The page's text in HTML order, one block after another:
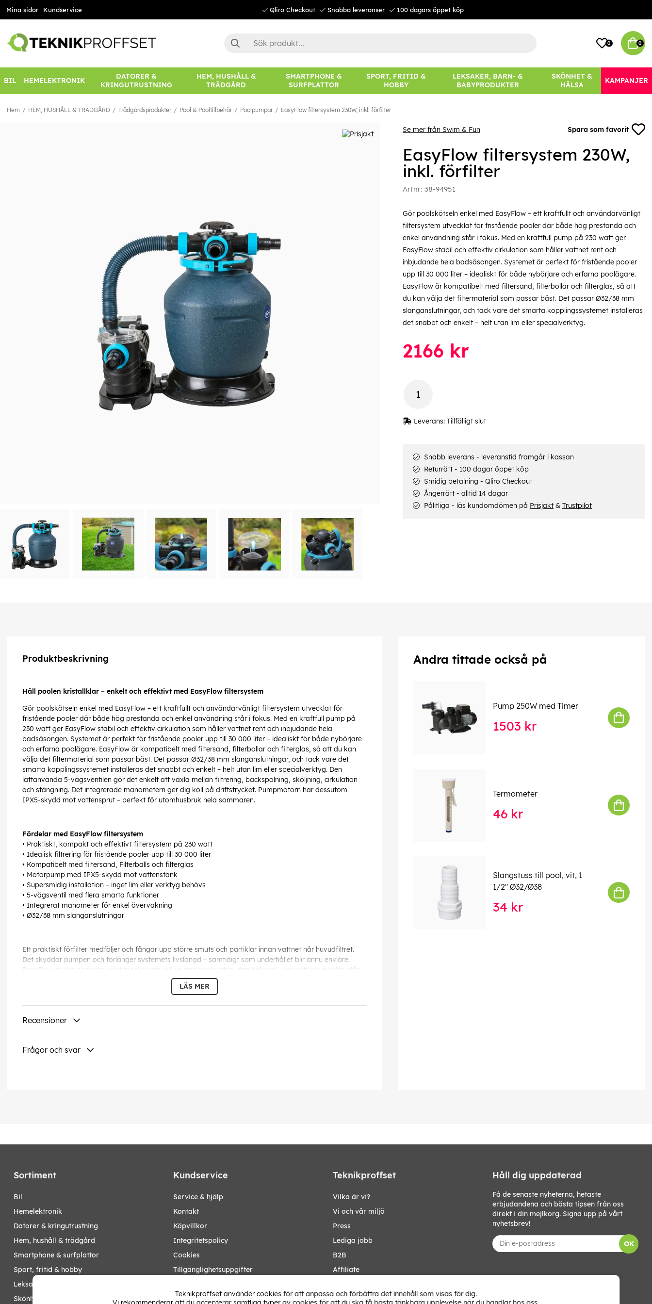
Mina sidor Kundservice Qliro Checkout Snabba leveranser 100 dagars öppet köp
0 0
BIL HEMELEKTRONIK
DATORER &
KRINGUTRUSTNING
HEM, HUSHÅLL &
TRÄDGÅRD
SMARTPHONE &
SURFPLATTOR
SPORT, FRITID &
HOBBY
LEKSAKER, BARN- &
BABYPRODUKTER
SKÖNHET &
HÄLSA
KAMPANJER
Hem HEM, HUSHÅLL & TRÄDGÅRD Trädgårdsprodukter Pool & Pooltillbehör Poolpumpar EasyFlow filtersystem 230W, inkl. förfilter
Se mer från Swim & Fun Spara som favorit
EasyFlow filtersystem 230W,
inkl. förfilter
Artnr: 38-94951
Gör poolskötseln enkel med EasyFlow – ett kraftfullt och användarvänligt
filtersystem utvecklat för fristående pooler där både hög prestanda och
enkel användning står i fokus. Med en kraftfull pump på 230 watt ger
EasyFlow stabil och effektiv cirkulation som håller vattnet rent och
inbjudande hela badsäsongen. Systemet är perfekt för fristående pooler
upp till 30 000 liter – idealiskt för både nybörjare och erfarna poolägare.
EasyFlow är kompatibelt med filtersand, filterbollar och filterglas, så att
du kan välja det filtermaterial som passar bäst. Det passar Ø32/38 mm
slanganslutningar, och tack vare det smarta kopplingssystemet installeras
det snabbt och enkelt – helt utan lim eller specialverktyg.
2166 kr
Leverans: Tillfälligt slut
Snabb leverans - leveranstid framgår i kassan
Returrätt - 100 dagar öppet köp
Smidig betalning - Qliro Checkout
Ångerrätt - alltid 14 dagar
Pålitliga - läs kundomdömen på Prisjakt& Trustpilot
Produktbeskrivning
Håll poolen kristallklar – enkelt och effektivt med EasyFlow filtersystem
Gör poolskötseln enkel med EasyFlow – ett kraftfullt och användarvänligt filtersystem utvecklat för
fristående pooler där både hög prestanda och enkel användning står i fokus. Med en kraftfull pump på
230 watt ger EasyFlow stabil och effektiv cirkulation som håller vattnet rent och inbjudande hela
badsäsongen. Systemet är perfekt för fristående pooler upp till 30 000 liter – idealiskt för både nybörjare
och erfarna poolägare. EasyFlow är kompatibelt med filtersand, filterbollar och filterglas, så att du kan
välja det filtermaterial som passar bäst. Det passar Ø32/38 mm slanganslutningar, och tack vare det
smarta kopplingssystemet installeras det snabbt och enkelt – helt utan lim eller specialverktyg. Den
lättanvända 5-vägsventilen gör det enkelt att växla mellan filtrering, backspolning, sköljning, cirkulation
och stängning. Det integrerade manometern ger dig koll på driftstrycket. Pumpmotorn har dessutom
IPX5-skydd mot vattensprut – perfekt för utomhusbruk hela sommaren.
Fördelar med EasyFlow filtersystem
• Praktiskt, kompakt och effektivt filtersystem på 230 watt
• Idealisk filtrering för fristående pooler upp till 30 000 liter
• Kompatibelt med filtersand, Filterballs och filterglas
• Motorpump med IPX5-skydd mot vattenstänk
• Supersmidig installation – inget lim eller verktyg behövs
• 5-vägsventil med flera smarta funktioner
• Integrerat manometer för enkel övervakning
• Ø32/38 mm slanganslutningar
Ett praktiskt förfilter medföljer och fångar upp större smuts och partiklar innan vattnet når huvudfiltret.
Det skyddar pumpen och förlänger systemets livslängd – samtidigt som underhållet blir ännu enklare.
EasyFlow är det perfekta valet för dig som vill ha rent poolvatten utan krångel – oavsett om poolen står i
trädgården, sommarstugan eller på kolonilotten.
Ventilfunktioner: 5
Slanganslutning: Ø32/38 mm
Filtertankens diameter, mm: 400
Förfilter: Ingår
Qmax, liter/timme: 6 000
Artikelnummer: 1872/MG400
LÄS MER
Recensioner
Frågor och svar
Andra tittade också på
Pump 250W med Timer
1503 kr
Termometer
46 kr
Slangstuss till pool, vit, 1
1/2" Ø32/Ø38
34 kr
Sortiment
bil
hemelektronik
datorer & kringutrustning
hem, hushåll & trädgård
smartphone & surfplattor
sport, fritid & hobby
leksaker, barn- & babyprodukter
skönhet & hälsa
Kundservice
Service & hjälp
Kontakt
Köpvillkor
Integritetspolicy
Cookies
Tillgänglighetsuppgifter
Teknikproffset
Vilka är vi?
Vi och vår miljö
Press
Lediga jobb
B2B
Affiliate
Ändra Land
Håll dig uppdaterad
Få de senaste nyheterna, hetaste
erbjudandena och bästa tipsen från oss
direkt i din mejlkorg. Signa upp på vårt
nyhetsbrev!
OK
Teknikproffset använder cookies för att anpassa och förbättra det innehåll som visas för dig.